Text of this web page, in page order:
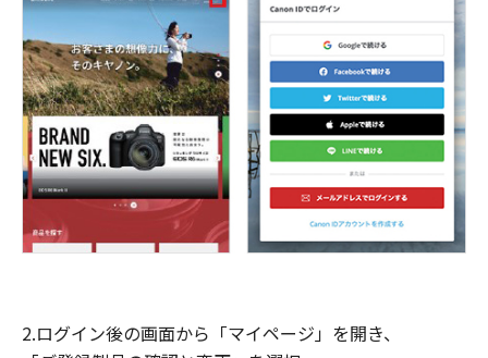
2.ログイン後の画面から「マイページ」を開き、